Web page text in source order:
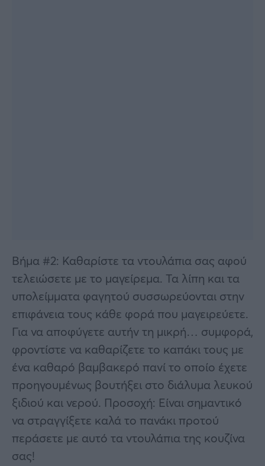
Βήμα #2: Καθαρίστε τα ντουλάπια σας αφού
τελειώσετε με το μαγείρεμα. Τα λίπη και τα
υπολείμματα φαγητού συσσωρεύονται στην
επιφάνεια τους κάθε φορά που μαγειρεύετε.
Για να αποφύγετε αυτήν τη μικρή… συμφορά,
φροντίστε να καθαρίζετε το καπάκι τους με
ένα καθαρό βαμβακερό πανί το οποίο έχετε
προηγουμένως βουτήξει στο διάλυμα λευκού
ξιδιού και νερού. Προσοχή: Είναι σημαντικό
να στραγγίξετε καλά το πανάκι προτού
περάσετε με αυτό τα ντουλάπια της κουζίνα
σας!